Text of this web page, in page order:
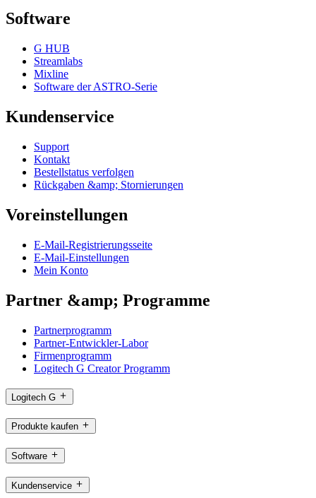
Software
G HUB
Streamlabs
Mixline
Software der ASTRO-Serie
Kundenservice
Support
Kontakt
Bestellstatus verfolgen
Rückgaben &amp; Stornierungen
Voreinstellungen
E-Mail-Registrierungsseite
E-Mail-Einstellungen
Mein Konto
Partner &amp; Programme
Partnerprogramm
Partner-Entwickler-Labor
Firmenprogramm
Logitech G Creator Programm
Logitech G
Produkte kaufen
Software
Kundenservice